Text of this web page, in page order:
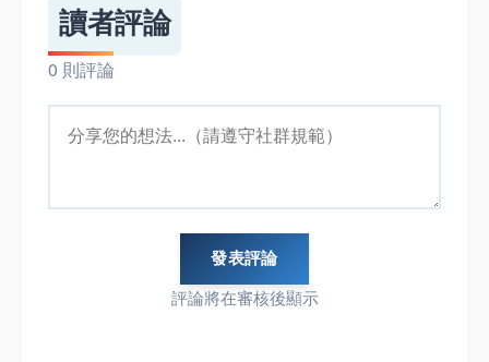
讀者評論
0 則評論
發表評論
評論將在審核後顯示